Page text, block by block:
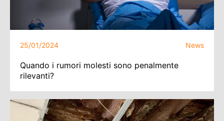
25/01/2024 News
Quando i rumori molesti sono penalmente
rilevanti?